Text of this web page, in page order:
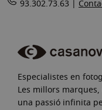
93.302.73.63 |
Especialistes en
Les millors
una passió infinita